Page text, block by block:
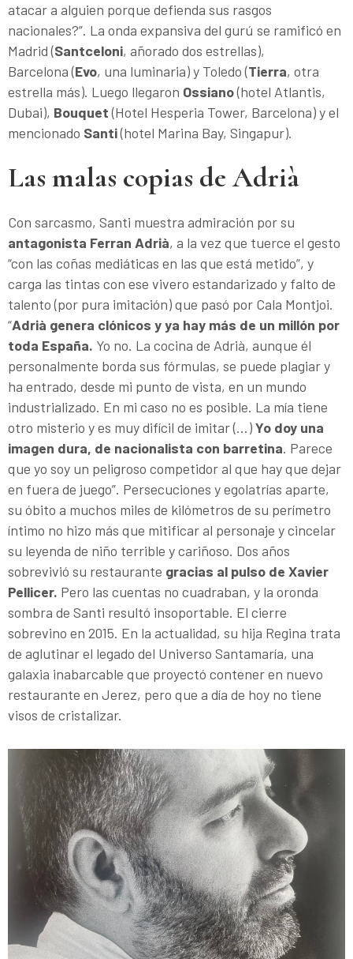
atacar a alguien porque defienda sus rasgos
nacionales?”. La onda expansiva del gurú se ramificó en
Madrid (Santceloni, añorado dos estrellas),
Barcelona (Evo, una luminaria) y Toledo (Tierra, otra
estrella más). Luego llegaron Ossiano(hotel Atlantis,
Dubai), Bouquet(Hotel Hesperia Tower, Barcelona) y el
mencionado Santi(hotel Marina Bay, Singapur).
Las malas copias de Adrià
Con sarcasmo, Santi muestra admiración por su
antagonista Ferran Adrià, a la vez que tuerce el gesto
“con las coñas mediáticas en las que está metido”, y
carga las tintas con ese vivero estandarizado y falto de
talento (por pura imitación) que pasó por Cala Montjoi.
“Adrià genera clónicos y ya hay más de un millón por
toda España. Yo no. La cocina de Adrià, aunque él
personalmente borda sus fórmulas, se puede plagiar y
ha entrado, desde mi punto de vista, en un mundo
industrializado. En mi caso no es posible. La mía tiene
otro misterio y es muy difícil de imitar (...)Yo doy una
imagen dura, de nacionalista con barretina. Parece
que yo soy un peligroso competidor al que hay que dejar
en fuera de juego”. Persecuciones y egolatrías aparte,
su óbito a muchos miles de kilómetros de su perímetro
íntimo no hizo más que mitificar al personaje y cincelar
su leyenda de niño terrible y cariñoso. Dos años
sobrevivió su restaurante gracias al pulso de Xavier
Pellicer. Pero las cuentas no cuadraban, y la oronda
sombra de Santi resultó insoportable. El cierre
sobrevino en 2015. En la actualidad, su hija Regina trata
de aglutinar el legado del Universo Santamaría, una
galaxia inabarcable que proyectó contener en nuevo
restaurante en Jerez, pero que a día de hoy no tiene
visos de cristalizar.